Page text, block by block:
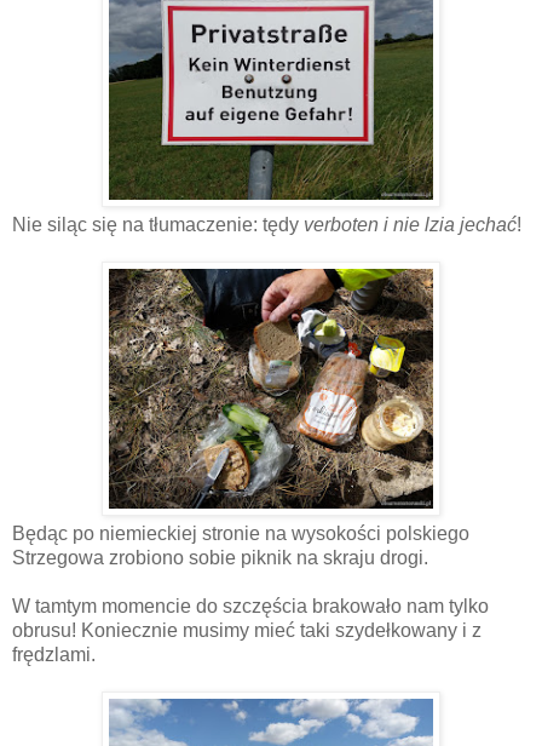
Nie siląc się na tłumaczenie: tędy verboten i nie lzia jechać!
Będąc po niemieckiej stronie na wysokości polskiego
Strzegowa zrobiono sobie piknik na skraju drogi.
W tamtym momencie do szczęścia brakowało nam tylko
obrusu! Koniecznie musimy mieć taki szydełkowany i z
frędzlami.